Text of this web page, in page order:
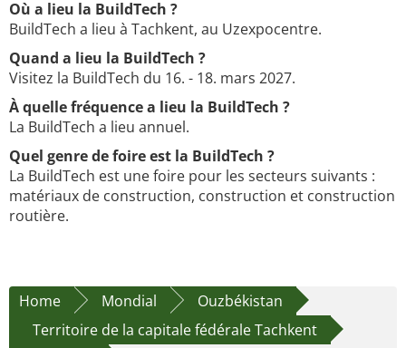
Où a lieu la BuildTech ?
BuildTech a lieu à Tachkent, au Uzexpocentre.
Quand a lieu la BuildTech ?
Visitez la BuildTech du 16. - 18. mars 2027.
À quelle fréquence a lieu la BuildTech ?
La BuildTech a lieu annuel.
Quel genre de foire est la BuildTech ?
La BuildTech est une foire pour les secteurs suivants :
matériaux de construction, construction et construction
routière.
Home Mondial
Ouzbékistan
Territoire de la capitale fédérale Tachkent